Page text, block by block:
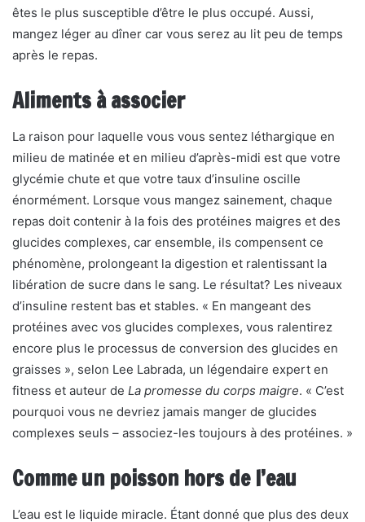
êtes le plus susceptible d’être le plus occupé. Aussi,
mangez léger au dîner car vous serez au lit peu de temps
après le repas.
Aliments à associer
La raison pour laquelle vous vous sentez léthargique en
milieu de matinée et en milieu d’après-midi est que votre
glycémie chute et que votre taux d’insuline oscille
énormément. Lorsque vous mangez sainement, chaque
repas doit contenir à la fois des protéines maigres et des
glucides complexes, car ensemble, ils compensent ce
phénomène, prolongeant la digestion et ralentissant la
libération de sucre dans le sang. Le résultat? Les niveaux
d’insuline restent bas et stables. « En mangeant des
protéines avec vos glucides complexes, vous ralentirez
encore plus le processus de conversion des glucides en
graisses », selon Lee Labrada, un légendaire expert en
fitness et auteur de La promesse du corps maigre. « C’est
pourquoi vous ne devriez jamais manger de glucides
complexes seuls – associez-les toujours à des protéines. »
Comme un poisson hors de l’eau
L’eau est le liquide miracle. Étant donné que plus des deux